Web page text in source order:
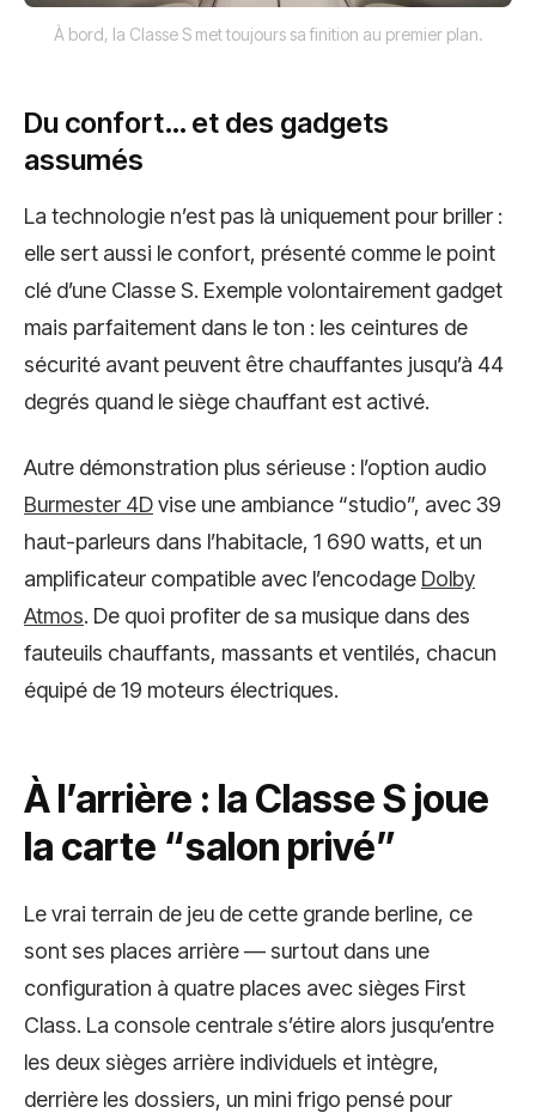
À bord, la Classe S met toujours sa finition au premier plan.
Du confort… et des gadgets
assumés
La technologie n’est pas là uniquement pour briller :
elle sert aussi le confort, présenté comme le point
clé d’une Classe S. Exemple volontairement gadget
mais parfaitement dans le ton : les ceintures de
sécurité avant peuvent être chauffantes jusqu’à 44
degrés quand le siège chauffant est activé.
Autre démonstration plus sérieuse : l’option audio
Burmester 4Dvise une ambiance “studio”, avec 39
haut-parleurs dans l’habitacle, 1 690 watts, et un
amplificateur compatible avec l’encodage Dolby
Atmos. De quoi profiter de sa musique dans des
fauteuils chauffants, massants et ventilés, chacun
équipé de 19 moteurs électriques.
À l’arrière : la Classe S joue
la carte “salon privé”
Le vrai terrain de jeu de cette grande berline, ce
sont ses places arrière — surtout dans une
configuration à quatre places avec sièges First
Class. La console centrale s’étire alors jusqu’entre
les deux sièges arrière individuels et intègre,
derrière les dossiers, un mini frigo pensé pour